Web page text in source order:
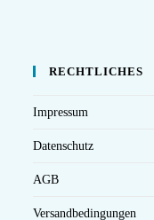
RECHTLICHES
Impressum
Datenschutz
AGB
Versandbedingungen